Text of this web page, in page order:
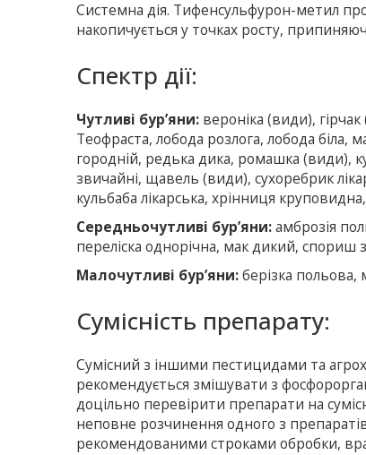
Системна дія. Тифенсульфурон-метил
накопичується у точках росту,
Спектр дії:
Чутливі бур’яни: вероніка (види),
Теофраста, лобода розлога, лобода
городній, редька дика, ромашка (види),
звичайні, щавель (види), сухоребрик
кульбаба лікарська, хрінниця
Середньочутливі бур’яни:амброзія
переліска однорічна, мак дикий, спориш
Малочутливі бур’яни:берізка польова,
Сумісність препарату:
Сумісний з іншими пестицидами та
рекомендується змішувати з
доцільно перевірити препарати на
неповне розчинення одного з
рекомендованими строками обробки,